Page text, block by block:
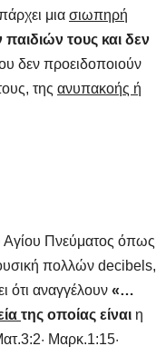
μια σιωπηρή
παιδιών τους και δεν
δεν προειδοποιούν
της ανυπακοής ή
Αγίου Πνεύματος όπως
πολλών decibels,
ότι αναγγέλουν «…
της οποίας είναι η
Μαρκ.1:15·